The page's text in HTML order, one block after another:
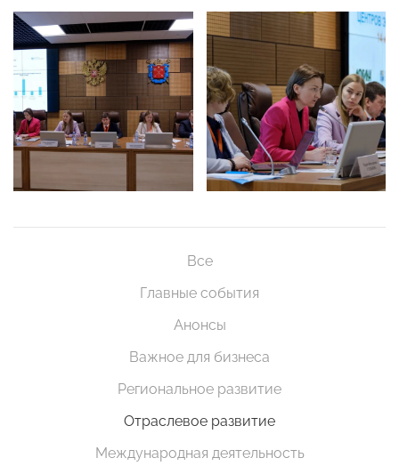
Все
Главные события
Анонсы
Важное для бизнеса
Региональное развитие
Отраслевое развитие
Международная деятельность